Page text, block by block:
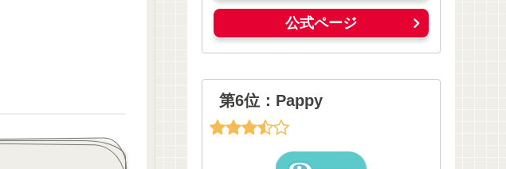
公式ページ
第6位：Pappy